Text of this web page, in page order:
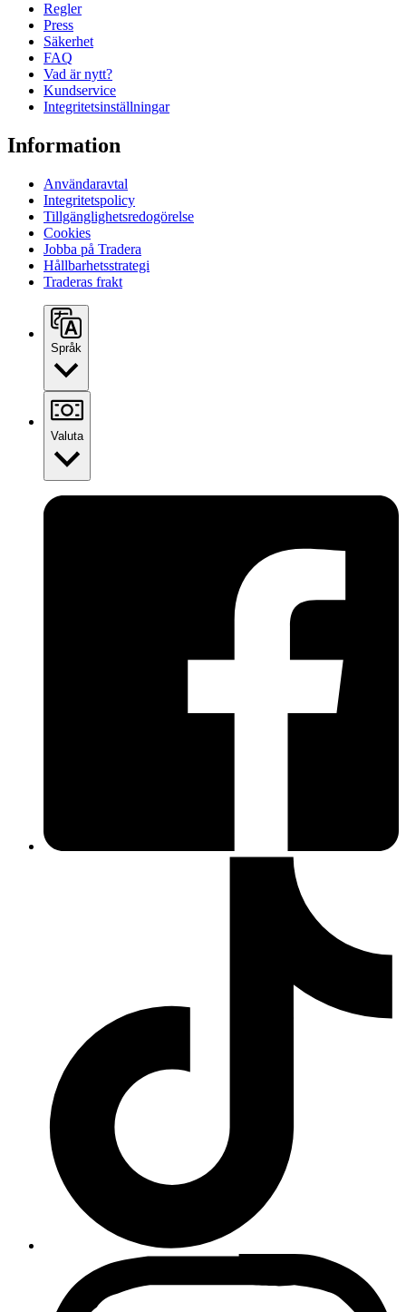
Regler
Press
Säkerhet
FAQ
Vad är nytt?
Kundservice
Integritetsinställningar
Information
Användaravtal
Integritetspolicy
Tillgänglighetsredogörelse
Cookies
Jobba på Tradera
Hållbarhetsstrategi
Traderas frakt
Språk
Valuta